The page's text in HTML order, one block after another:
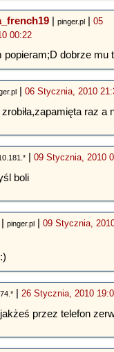
| pinger.pl | 05
00:22
popieram;D dobrze mu
| 06 Stycznia, 2010
raz a
| 09 Stycznia, 2010
boli
| pinger.pl | 09 Stycznia,
| 26 Stycznia, 2010
przez telefon